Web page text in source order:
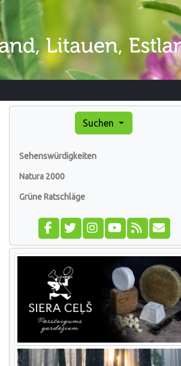
Suchen
Sehenswürdigkeiten
Natura 2000
Grüne Ratschläge